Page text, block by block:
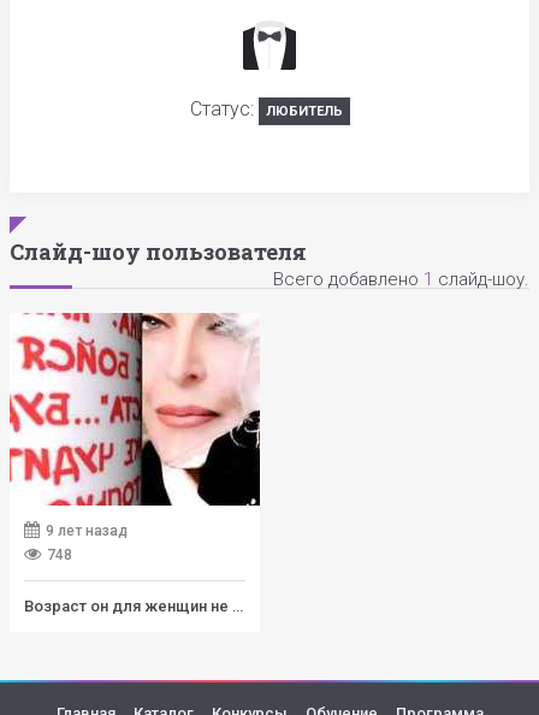
Статус: ЛЮБИТЕЛЬ
Слайд-шоу пользователя
Всего добавлено 1 слайд-шоу.
9 лет назад
748
Возраст он для женщин не помеха